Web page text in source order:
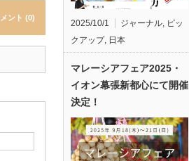
ント (0)
2025/10/1 ジャーナル, ピッ
クアップ, 日本
マレーシアフェア2025・
イオン幕張新都心にて開催
決定！